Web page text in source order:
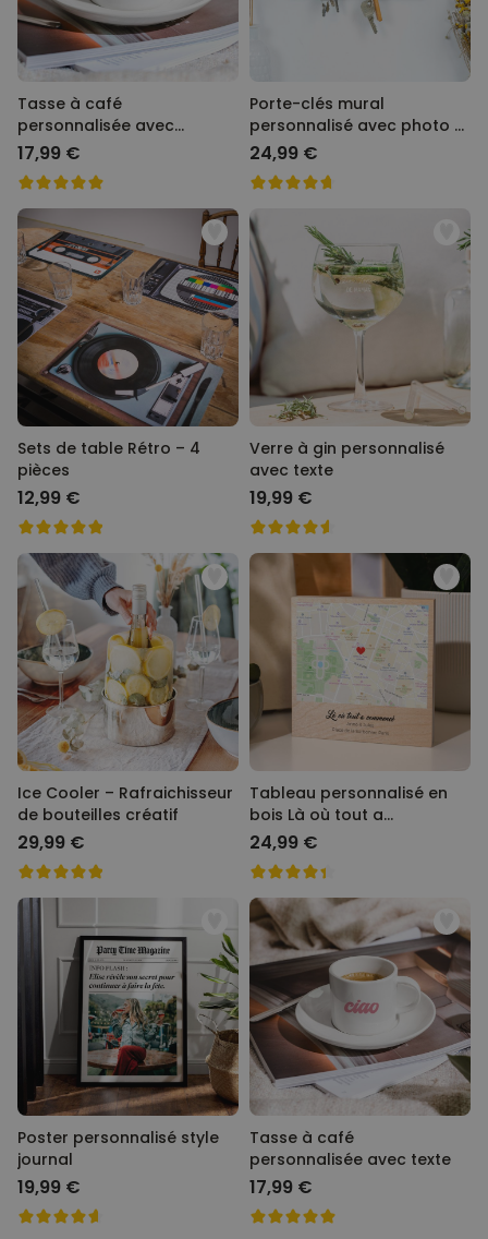
Tasse à café
personnalisée avec
monogramme
17,99 €
Porte-clés mural
personnalisé avec photo et
texte
24,99 €
Sets de table Rétro – 4
pièces
12,99 €
Verre à gin personnalisé
avec texte
19,99 €
Ice Cooler – Rafraichisseur
de bouteilles créatif
29,99 €
Tableau personnalisé en
bois Là où tout a
commencé
24,99 €
Poster personnalisé style
journal
19,99 €
Tasse à café
personnalisée avec texte
17,99 €